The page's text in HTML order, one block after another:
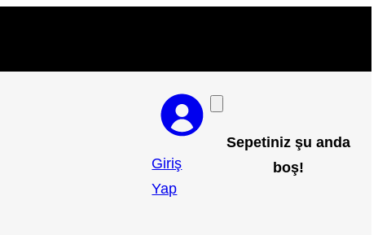
Giriş
Yap
Sepetiniz şu anda
boş!